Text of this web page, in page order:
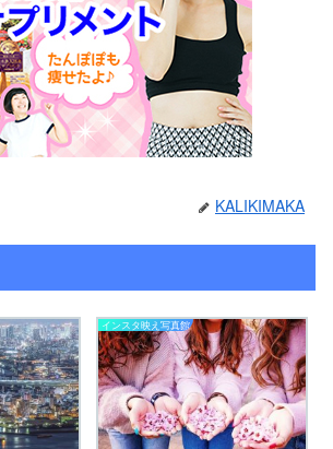
KALIKIMAKA
インスタ映え写真館